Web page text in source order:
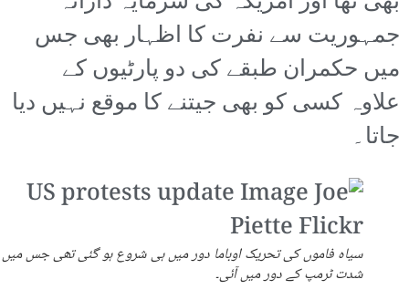
جمہوریت سے نفرت کا اظہار بھی جس
میں حکمران طبقے کی دو پارٹیوں کے
علاوہ کسی کو بھی جیتنے کا موقع نہیں دیا
جاتا۔
سیاہ فاموں کی تحریک اوباما دور میں ہی شروع ہو گئی تھی جس میں
شدت ٹرمپ کے دور میں آئی۔